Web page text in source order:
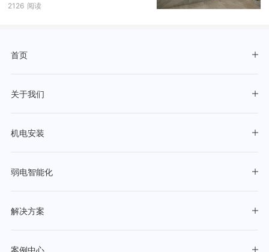
2126 阅读
首页
关于我们
机电安装
弱电智能化
解决方案